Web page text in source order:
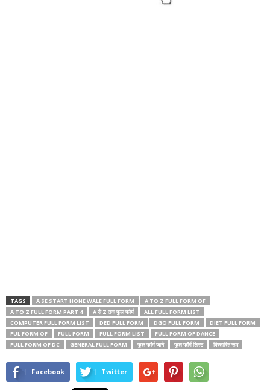
TAGS A SE START HONE WALE FULL FORM
A TO Z FULL FORM OF
A TO Z FULL FORM PART 4
A से Z तक फुल फॉर्म
ALL FULL FORM LIST
COMPUTER FULL FORM LIST
DED FULL FORM DGO FULL FORM
DIET FULL FORM
FUL FORM OF
FULL FORM FULL FORM LIST
FULL FORM OF DANCE
FULL FORM OF DC
GENERAL FULL FORM फुल फॉर्म जाने फुल फॉर्म लिस्ट विस्तारित रूप
Facebook Twitter